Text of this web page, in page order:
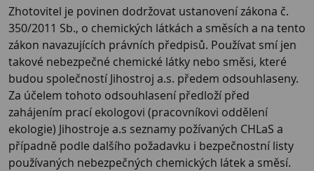
Zhotovitel je povinen dodržovat ustanovení zákona č.
350/2011 Sb., o chemických látkách a směsích a na tento
zákon navazujících právních předpisů. Používat smí jen
takové nebezpečné chemické látky nebo směsi, které
budou společností Jihostroj a.s. předem odsouhlaseny.
Za účelem tohoto odsouhlasení předloží před
zahájením prací ekologovi (pracovníkovi oddělení
ekologie) Jihostroje a.s seznamy požívaných CHLaS a
případně podle dalšího požadavku i bezpečnostní listy
používaných nebezpečných chemických látek a směsí.